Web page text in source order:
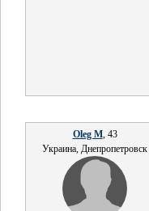
Oleg M, 43
Украина, Днепропетровск